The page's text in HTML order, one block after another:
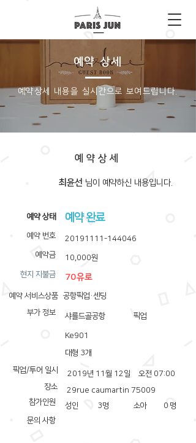
예약 상세
​예약상세 내용을 실시간으로 보여드립니다.
예약상세
최윤선 ​님이 예약하신 내용입니다.
​예약 상태
예약 번호
예약금
​현지 지불금
부가 정보
픽업/투어 일시
장소
참가인원
문의 사항
예약 서비스상품
예약 완료
20191111-144046
10,000원
70유로
공항픽업·센딩
샤를드골공항 픽업
Ke901
대형 3개
2019년 11월 12일
오전 07:00
29rue caumartin 75009
성인
3명 소아 0 명